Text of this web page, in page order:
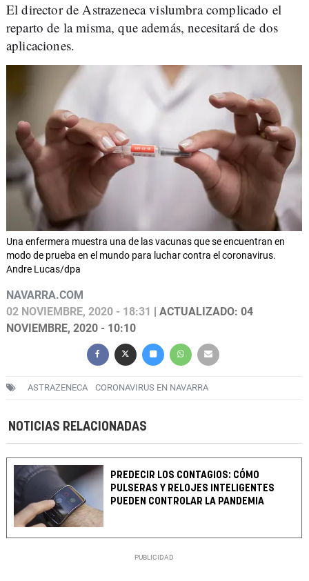
El director de Astrazeneca vislumbra complicado el
reparto de la misma, que además, necesitará de dos
aplicaciones.
Una enfermera muestra una de las vacunas que se encuentran en
modo de prueba en el mundo para luchar contra el coronavirus.
Andre Lucas/dpa
NAVARRA.COM
02 NOVIEMBRE, 2020 - 18:31
| ACTUALIZADO: 04
NOVIEMBRE, 2020 - 10:10
ASTRAZENECA CORONAVIRUS EN NAVARRA
NOTICIAS RELACIONADAS
PREDECIR LOS CONTAGIOS: CÓMO
PULSERAS Y RELOJES INTELIGENTES
PUEDEN CONTROLAR LA PANDEMIA